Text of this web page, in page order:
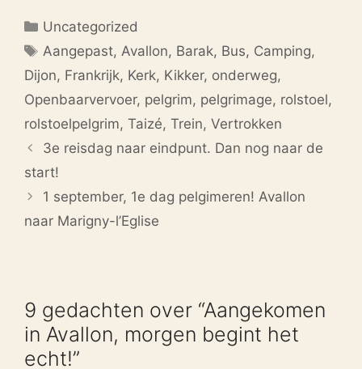
Categorieën
Uncategorized
Tags
Aangepast, Avallon, Barak, Bus, Camping,
Dijon, Frankrijk, Kerk, Kikker, onderweg,
Openbaarvervoer, pelgrim, pelgrimage, rolstoel,
rolstoelpelgrim, Taizé, Trein, Vertrokken
3e reisdag naar eindpunt. Dan nog naar de
start!
1 september, 1e dag pelgimeren! Avallon
naar Marigny-l’Eglise
9 gedachten over “Aangekomen
in Avallon, morgen begint het
echt!”